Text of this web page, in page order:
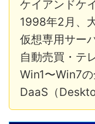
ケイアンドケ
1998年2月、
仮想専用サー
自動売買・テ
Win1〜Win7
DaaS（